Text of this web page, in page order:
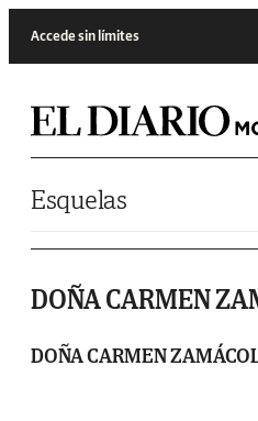
Accede sin límites
Esquelas
DOÑA CARMEN
DOÑA CARMEN